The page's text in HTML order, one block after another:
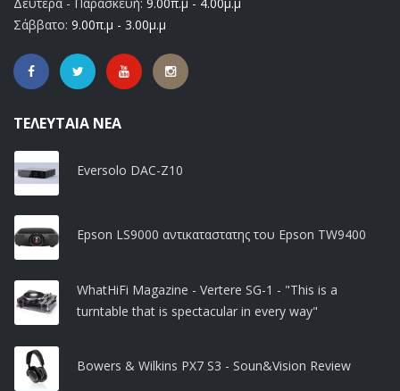
Σάββατο: 9.00π.μ - 3.00μ.μ
ΤΕΛΕΥΤΑΊΑ ΝΈΑ
Eversolo DAC-Z10
Epson LS9000 αντικαταστατης του Epson TW9400
WhatHiFi Magazine - Vertere SG-1 - "This is a
turntable that is spectacular in every way"
Bowers & Wilkins PX7 S3 - Soun&Vision Review